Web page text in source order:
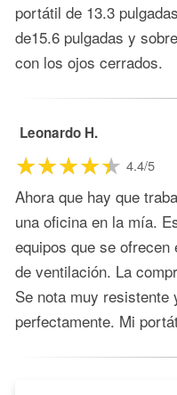
portátil de 13.3
de15.6 pulgadas y
con los ojos cerrados.
Leonardo H.
4.4/5
Ahora que hay que
una oficina en la mía.
equipos que se
de ventilación. La
Se nota muy resistente
perfectamente. Mi